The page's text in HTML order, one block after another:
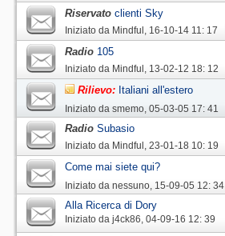
Riservato clienti Sky
Iniziato da Mindful ‎, 16-10-14 11: 17
Radio 105
Iniziato da Mindful ‎, 13-02-12 18: 12
Rilievo: Italiani all'estero
Iniziato da smemo‎, 05-03-05 17: 41
Radio Subasio
Iniziato da Mindful ‎, 23-01-18 10: 19
Come mai siete qui?
Iniziato da nessuno‎, 15-09-05 12: 34
Alla Ricerca di Dory
Iniziato da j4ck86‎, 04-09-16 12: 39